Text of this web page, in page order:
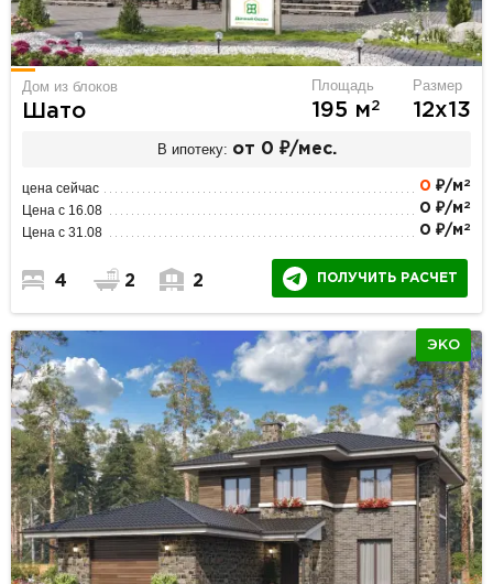
Дом из блоков
Шато
Площадь
195 м2
Размер
12х13
В ипотеку: от 0 ₽/мес.
цена сейчас 0 ₽/м 2
Цена с 16.08 0 ₽/м 2
Цена с 31.08 0 ₽/м 2
4 2 2 ПОЛУЧИТЬ РАСЧЕТ
ЭКО